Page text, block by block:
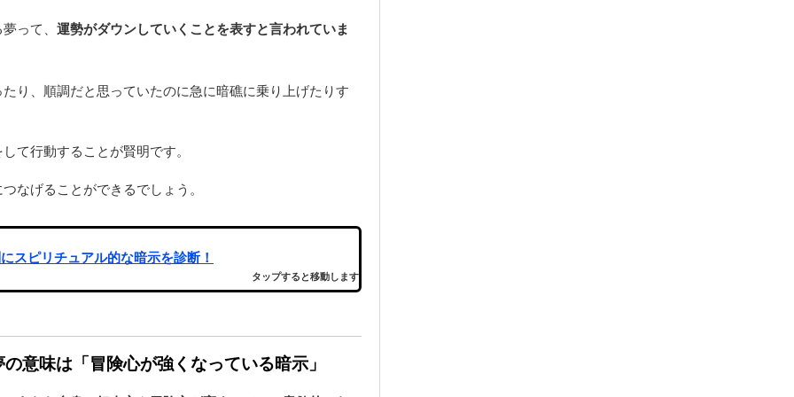
って、 運勢がダウンしていくことを表すと言われていま
り、順調だと思っていたのに急に暗礁に乗り上げたりす
て行動することが賢明です。
なげることができるでしょう。
スピリチュアル的な暗示を診断！
タップすると移動します
意味は「冒険心が強くなっている暗示」